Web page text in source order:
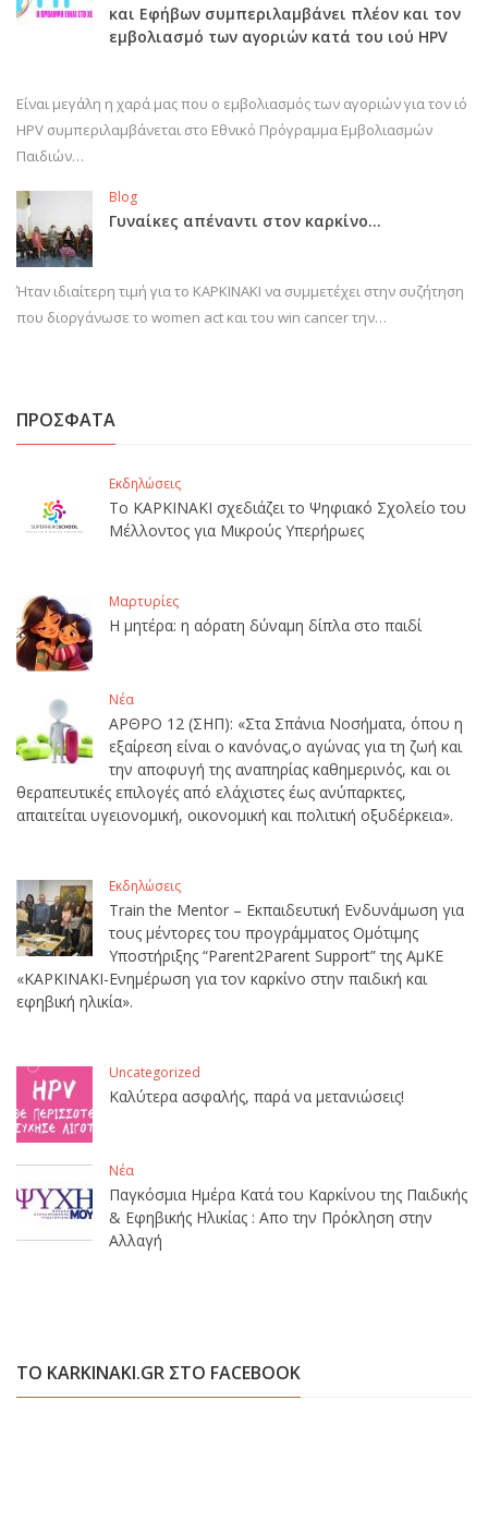
και Εφήβων συμπεριλαμβάνει πλέον και τον
εμβολιασμό των αγοριών κατά του ιού HPV
Είναι μεγάλη η χαρά μας που ο εμβολιασμός των αγοριών για τον ιό
HPV συμπεριλαμβάνεται στο Εθνικό Πρόγραμμα Εμβολιασμών
Παιδιών…
Blog
Γυναίκες απέναντι στον καρκίνο…
Ήταν ιδιαίτερη τιμή για το ΚΑΡΚΙΝΑΚΙ να συμμετέχει στην συζήτηση
που διοργάνωσε το women act και του win cancer την…
ΠΡΟΣΦΑΤΑ
Εκδηλώσεις
Το ΚΑΡΚΙΝΑΚΙ σχεδιάζει το Ψηφιακό Σχολείο του
Μέλλοντος για Μικρούς Υπερήρωες
Μαρτυρίες
Η μητέρα: η αόρατη δύναμη δίπλα στο παιδί
Νέα
ΑΡΘΡΟ 12 (ΣΗΠ): «Στα Σπάνια Νοσήματα, όπου η
εξαίρεση είναι ο κανόνας,ο αγώνας για τη ζωή και
την αποφυγή της αναπηρίας καθημερινός, και οι
θεραπευτικές επιλογές από ελάχιστες έως ανύπαρκτες,
απαιτείται υγειονομική, οικονομική και πολιτική οξυδέρκεια».
Εκδηλώσεις
Train the Mentor – Εκπαιδευτική Ενδυνάμωση για
τους μέντορες του προγράμματος Ομότιμης
Υποστήριξης “Parent2Parent Support” της ΑμΚΕ
«ΚΑΡΚΙΝΑΚΙ-Ενημέρωση για τον καρκίνο στην παιδική και
εφηβική ηλικία».
Uncategorized
Καλύτερα ασφαλής, παρά να μετανιώσεις!
Νέα
Παγκόσμια Ημέρα Κατά του Καρκίνου της Παιδικής
& Εφηβικής Ηλικίας : Απο την Πρόκληση στην
Αλλαγή
ΤΟ KARKINAKI.GR ΣΤΟ FACEBOOK